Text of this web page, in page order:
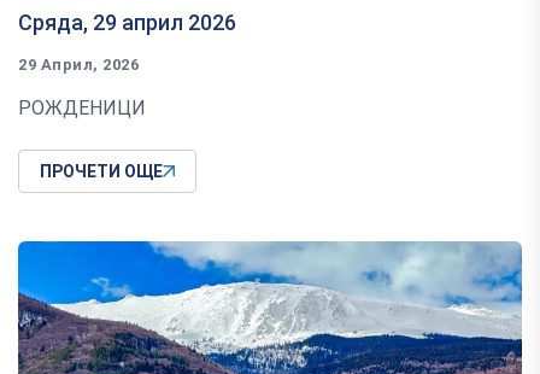
Сряда, 29 април 2026
29 Април, 2026
РОЖДЕНИЦИ
ПРОЧЕТИ ОЩЕ